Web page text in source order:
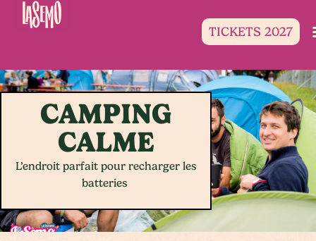
TICKETS 2027
CAMPING
CALME
L’endroit parfait pour recharger les
batteries